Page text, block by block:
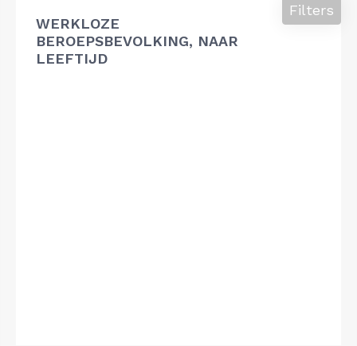
WERKLOZE
BEROEPSBEVOLKING, NAAR
LEEFTIJD
Filters